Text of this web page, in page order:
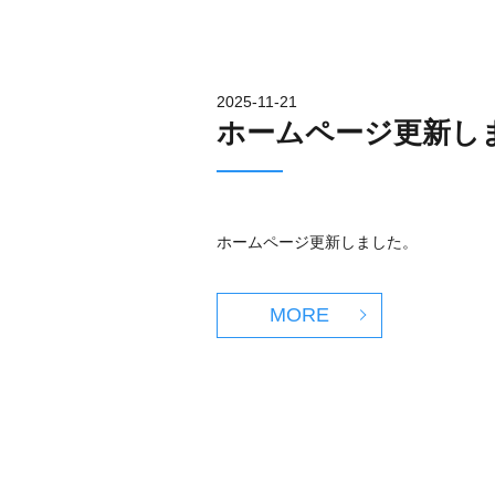
2025-11-21
ホームページ更新し
ホームページ更新しました。
MORE